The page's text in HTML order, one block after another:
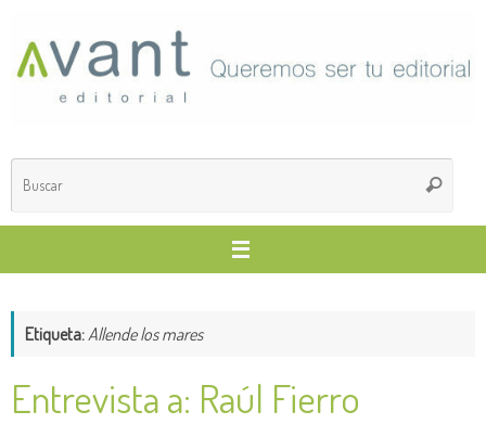
contenido
Buscar
Etiqueta:Allende los mares
Entrevista a: Raúl Fierro